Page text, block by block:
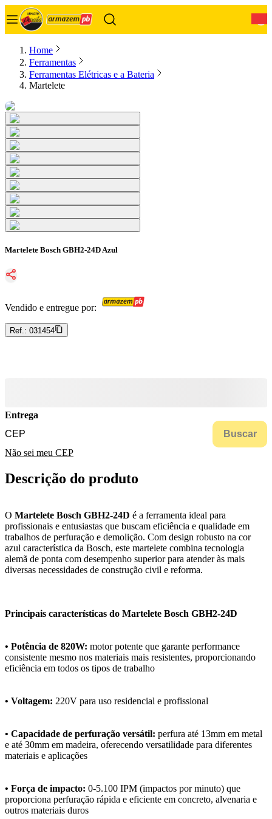
Home
Ferramentas
Ferramentas Elétricas e a Bateria
Martelete
Martelete Bosch GBH2-24D Azul
Vendido e entregue por:
Ref.: 031454
Entrega
Buscar
Não sei meu CEP
Descrição do produto
O Martelete Bosch GBH2-24D é a ferramenta ideal para
profissionais e entusiastas que buscam eficiência e qualidade em
trabalhos de perfuração e demolição. Com design robusto na cor
azul característica da Bosch, este martelete combina tecnologia
alemã de ponta com desempenho superior para atender às mais
diversas necessidades de construção civil e reforma.
Principais características do Martelete Bosch GBH2-24D
• Potência de 820W: motor potente que garante performance
consistente mesmo nos materiais mais resistentes, proporcionando
eficiência em todos os tipos de trabalho
• Voltagem: 220V para uso residencial e profissional
• Capacidade de perfuração versátil: perfura até 13mm em metal
e até 30mm em madeira, oferecendo versatilidade para diferentes
materiais e aplicações
• Força de impacto: 0-5.100 IPM (impactos por minuto) que
proporciona perfuração rápida e eficiente em concreto, alvenaria e
outros materiais duros